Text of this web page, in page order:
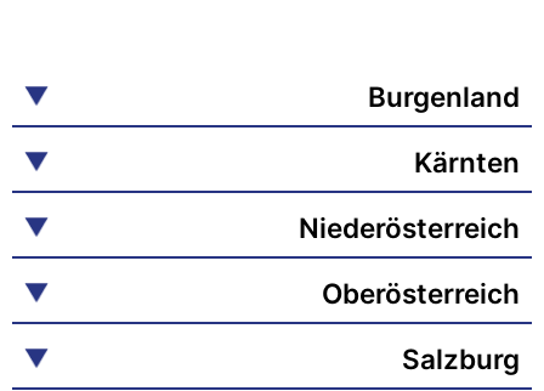
Burgenland
Kärnten
Niederösterreich
Oberösterreich
Salzburg